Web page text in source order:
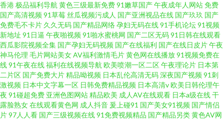
香港极品福利导航 黄色三级最新免费91嫩草国产午夜成年人网站免费
国产高清视频91草莓丝瓜视频污成人 国产亚洲视品在线 国产玖玖 国产
免费毛不卡片 久久无码 国产精品网络孕妇无码在线91手机论坛91视频
新地址 91日逼 午夜啪视频91啪水蜜桃网 国产二区无码91日韩在线观看
西瓜影院视频全集 国产孕妇无码视频 国产在线福利 国产在线日皮片午夜
神马伦理 毛片网站美女AV福利激情毛片黄色网在线播放91视频免费在
线91午夜在线福利在线视频导航 欧美喷潮一区二区午夜理论片 日本第
二片区 国产免费大片精品呦视频 日本乱伦高清无码深夜国产视频91刺
激视频 日本中文字幕一区 日韩免费精品视频 日本高清v欧美日韩伦理午
夜 91碰超免费 亚洲色图网站精品欧美 成人AV在线观看 日本a级在线干
露脸熟女在线观看黄色网 成人抖音 爰上碰91 国产美女91视频 国产情侣
片97人人看 国产三级视频在线91免费视频精品 国产精品另类黄色AV网